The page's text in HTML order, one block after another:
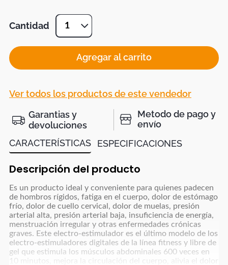
Cantidad 1
Agregar al carrito
Ver todos los productos de este vendedor
Garantias y
devoluciones
Metodo de pago y
envío
CARACTERÍSTICAS
ESPECIFICACIONES
Descripción del producto
Es un producto ideal y conveniente para quienes padecen
de hombros rígidos, fatiga en el cuerpo, dolor de estómago
frío, dolor de cuello cervical, dolor de muelas, presión
arterial alta, presión arterial baja, insuficiencia de energía,
menstruación irregular y otras enfermedades crónicas
graves. Este electro-estimulador es el último modelo de los
electro-estimuladores digitales de la línea fitness y libre de
gel que estimula los músculos abdominales 600 veces en
10 minutos, mejora la circulación del cuerpo, alivia el dolor